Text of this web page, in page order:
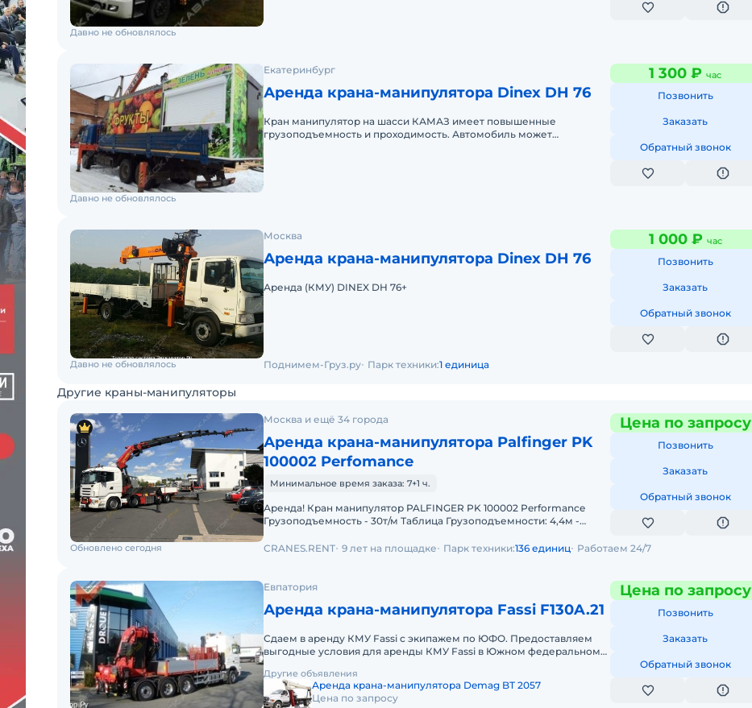
Давно не обновлялось
Екатеринбург
Аренда крана-манипулятора Dinex DH 76
Кран манипулятор на шасси КАМАЗ имеет повышенные
грузоподъемность и проходимость. Автомобиль может
1 300 ₽ час
Позвонить
Заказать
Обратный звонок
Давно не обновлялось
Москва
Аренда крана-манипулятора Dinex DH 76
Аренда (КМУ) DINEX DH 76+
1 000 ₽ час
Позвонить
Заказать
Обратный звонок
Давно не обновлялось Поднимем-Груз.ру Парк техники:1 единица
Другие краны-манипуляторы
Москва и ещё 34 города
Аренда крана-манипулятора Palfinger PK
100002 Perfomance
Минимальное время заказа: 7+1 ч.
Аренда! Кран манипулятор PALFINGER PK 100002 Performance
Грузоподъемность - 30т/м Таблица Грузоподъемности: 4,4м -
Цена по запросу
Позвонить
Заказать
Обратный звонок
Обновлено сегодня CRANES.RENT 9 лет на площадке Парк техники:136 единиц Работаем 24/7
Евпатория
Аренда крана-манипулятора Fassi F130A.21
Сдаем в аренду КМУ Fassi с экипажем по ЮФО. Предоставляем
выгодные условия для аренды КМУ Fassi в Южном федеральном
Другие объявления
Аренда крана-манипулятора Demag BT 2057
Цена по запросу
Цена по запросу
Позвонить
Заказать
Обратный звонок